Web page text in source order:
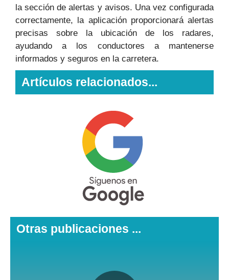
la sección de alertas y avisos. Una vez configurada
correctamente, la aplicación proporcionará alertas
precisas sobre la ubicación de los radares,
ayudando a los conductores a mantenerse
informados y seguros en la carretera.
Artículos relacionados...
Otras publicaciones ...